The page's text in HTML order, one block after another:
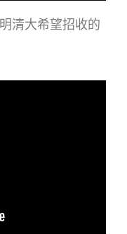
清大希望招收的